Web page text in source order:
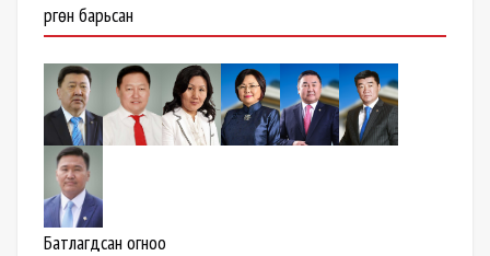
Өргөн барьсан
Батлагдсан огноо